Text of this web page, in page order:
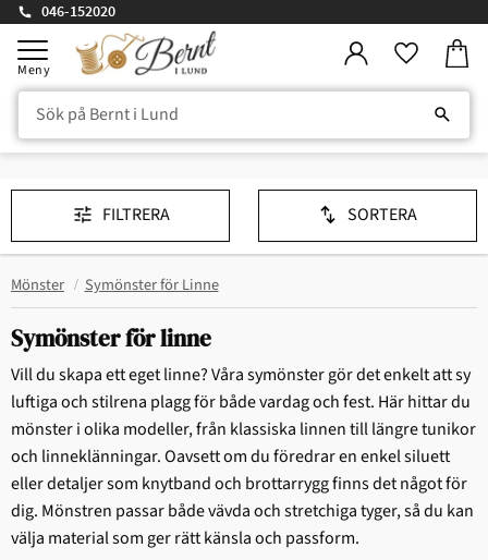
Meny
046-152020
Mönster Symönster för Linne
Symönster för linne
Vill du skapa ett eget linne? Våra symönster gör det enkelt att sy
luftiga och stilrena plagg för både vardag och fest. Här hittar du
mönster i olika modeller, från klassiska linnen till längre tunikor
och linneklänningar. Oavsett om du föredrar en enkel siluett
eller detaljer som knytband och brottarrygg finns det något för
dig. Mönstren passar både vävda och stretchiga tyger, så du kan
välja material som ger rätt känsla och passform.
FILTRERA SORTERA